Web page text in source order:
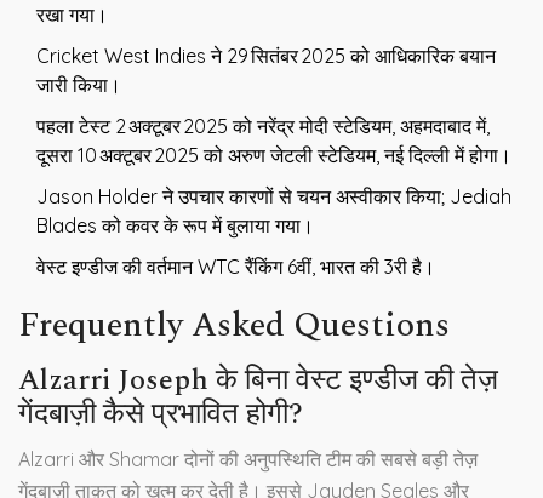
रखा गया।
Cricket West Indies ने 29 सितंबर 2025 को आधिकारिक बयान
जारी किया।
पहला टेस्ट 2 अक्टूबर 2025 को नरेंद्र मोदी स्टेडियम, अहमदाबाद में,
दूसरा 10 अक्टूबर 2025 को अरुण जेटली स्टेडियम, नई दिल्ली में होगा।
Jason Holder ने उपचार कारणों से चयन अस्वीकार किया; Jediah
Blades को कवर के रूप में बुलाया गया।
वेस्ट इण्डीज की वर्तमान WTC रैंकिंग 6वीं, भारत की 3री है।
Frequently Asked Questions
Alzarri Joseph के बिना वेस्ट इण्डीज की तेज़
गेंदबाज़ी कैसे प्रभावित होगी?
Alzarri और Shamar दोनों की अनुपस्थिति टीम की सबसे बड़ी तेज़
गेंदबाज़ी ताक़त को ख़त्म कर देती है। इससे Jayden Seales और